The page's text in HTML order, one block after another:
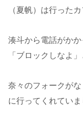
（夏帆）は行った
湊斗から電話がかか
「ブロックしなよ
奈々のフォークが
に行ってくれていま